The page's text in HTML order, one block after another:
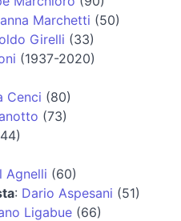
Marchetti (50)
Girelli (33)
(1937-2020)
Cenci (80)
(73)
Agnelli (60)
: Dario Aspesani (51)
Ligabue (66)